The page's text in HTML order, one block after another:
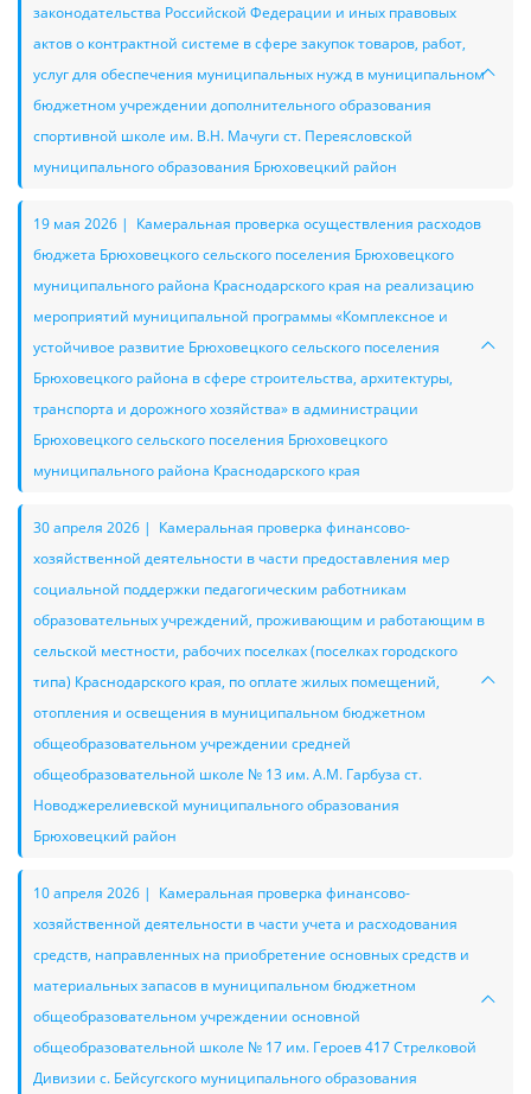
законодательства Российской Федерации и иных правовых
актов о контрактной системе в сфере закупок товаров, работ,
услуг для обеспечения муниципальных нужд в муниципальном
бюджетном учреждении дополнительного образования
спортивной школе им. В.Н. Мачуги ст. Переясловской
муниципального образования Брюховецкий район
19 мая 2026 | Камеральная проверка осуществления расходов
бюджета Брюховецкого сельского поселения Брюховецкого
муниципального района Краснодарского края на реализацию
мероприятий муниципальной программы «Комплексное и
устойчивое развитие Брюховецкого сельского поселения
Брюховецкого района в сфере строительства, архитектуры,
транспорта и дорожного хозяйства» в администрации
Брюховецкого сельского поселения Брюховецкого
муниципального района Краснодарского края
30 апреля 2026 | Камеральная проверка финансово-
хозяйственной деятельности в части предоставления мер
социальной поддержки педагогическим работникам
образовательных учреждений, проживающим и работающим в
сельской местности, рабочих поселках (поселках городского
типа) Краснодарского края, по оплате жилых помещений,
отопления и освещения в муниципальном бюджетном
общеобразовательном учреждении средней
общеобразовательной школе № 13 им. А.М. Гарбуза ст.
Новоджерелиевской муниципального образования
Брюховецкий район
10 апреля 2026 | Камеральная проверка финансово-
хозяйственной деятельности в части учета и расходования
средств, направленных на приобретение основных средств и
материальных запасов в муниципальном бюджетном
общеобразовательном учреждении основной
общеобразовательной школе № 17 им. Героев 417 Стрелковой
Дивизии с. Бейсугского муниципального образования